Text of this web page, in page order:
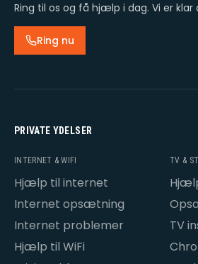
Ring til os og få hjælp i dag. Vi er klar
Ring nu
PRIVATE YDELSER
INTERNET & WIFI
Hjælp til internet
Internet opsætning
Internet problemer
Hjælp til WiFi
TV &
TV